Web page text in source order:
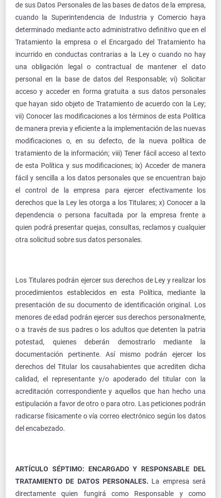
de sus Datos Personales de las bases de datos de la empresa,
cuando la Superintendencia de Industria y Comercio haya
determinado mediante acto administrativo definitivo que en el
Tratamiento la empresa o el Encargado del Tratamiento ha
incurrido en conductas contrarias a la Ley o cuando no hay
una obligación legal o contractual de mantener el dato
personal en la base de datos del Responsable; vi) Solicitar
acceso y acceder en forma gratuita a sus datos personales
que hayan sido objeto de Tratamiento de acuerdo con la Ley;
vii) Conocer las modificaciones a los términos de esta Política
de manera previa y eficiente a la implementación de las nuevas
modificaciones o, en su defecto, de la nueva política de
tratamiento de la información; viii) Tener fácil acceso al texto
de esta Política y sus modificaciones; ix) Acceder de manera
fácil y sencilla a los datos personales que se encuentran bajo
el control de la empresa para ejercer efectivamente los
derechos que la Ley les otorga a los Titulares; x) Conocer a la
dependencia o persona facultada por la empresa frente a
quien podrá presentar quejas, consultas, reclamos y cualquier
otra solicitud sobre sus datos personales.
Los Titulares podrán ejercer sus derechos de Ley y realizar los
procedimientos establecidos en esta Política, mediante la
presentación de su documento de identificación original. Los
menores de edad podrán ejercer sus derechos personalmente,
o a través de sus padres o los adultos que detenten la patria
potestad, quienes deberán demostrarlo mediante la
documentación pertinente. Así mismo podrán ejercer los
derechos del Titular los causahabientes que acrediten dicha
calidad, el representante y/o apoderado del titular con la
acreditación correspondiente y aquellos que han hecho una
estipulación a favor de otro o para otro. Las peticiones podrán
radicarse físicamente o vía correo electrónico según los datos
del encabezado.
ARTÍCULO SÉPTIMO: ENCARGADO Y RESPONSABLE DEL
TRATAMIENTO DE DATOS PERSONALES. La empresa será
directamente quien fungirá como Responsable y como